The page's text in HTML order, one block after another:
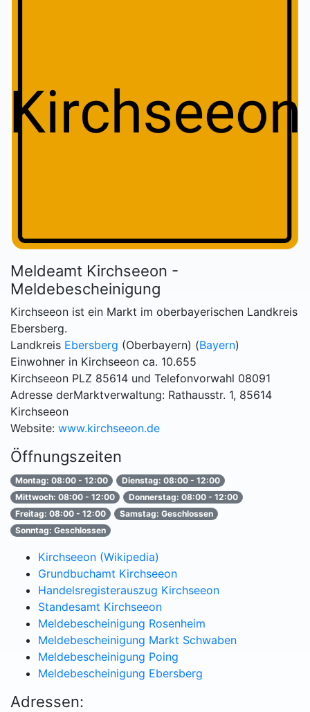
Meldeamt Kirchseeon -
Meldebescheinigung
Kirchseeon ist ein Markt im oberbayerischen Landkreis
Ebersberg.
Landkreis Ebersberg (Oberbayern) (Bayern)
Einwohner in Kirchseeon ca. 10.655
Kirchseeon PLZ 85614 und Telefonvorwahl 08091
Adresse derMarktverwaltung: Rathausstr. 1, 85614
Kirchseeon
Website: www.kirchseeon.de
Öffnungszeiten
Montag: 08:00 - 12:00
Dienstag: 08:00 - 12:00
Mittwoch: 08:00 - 12:00
Donnerstag: 08:00 - 12:00
Freitag: 08:00 - 12:00
Samstag: Geschlossen
Sonntag: Geschlossen
Kirchseeon (Wikipedia)
Grundbuchamt Kirchseeon
Handelsregisterauszug Kirchseeon
Standesamt Kirchseeon
Meldebescheinigung Rosenheim
Meldebescheinigung Markt Schwaben
Meldebescheinigung Poing
Meldebescheinigung Ebersberg
Adressen: